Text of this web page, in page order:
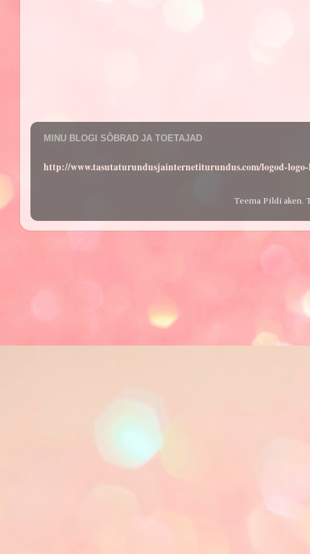
MINU BLOGI SÕBRAD JA TOETAJAD
http://www.tasutaturundusjainternetiturundus.com/logod-
Teema Pildi aken.